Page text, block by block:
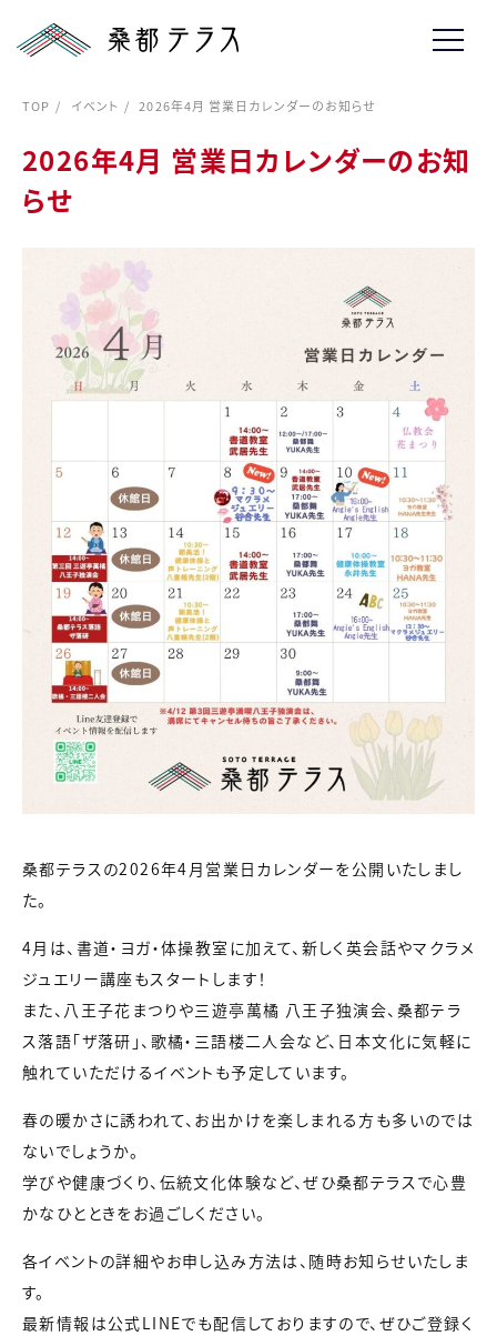
TOP イベント 2026年4月 営業日カレンダーのお知らせ
2026年4月 営業日カレンダーのお知
らせ
桑都テラスの2026年4月営業日カレンダーを公開いたしまし
た。
4月は、書道・ヨガ・体操教室に加えて、新しく英会話やマクラメ
ジュエリー講座もスタートします！
また、八王子花まつりや三遊亭萬橘 八王子独演会、桑都テラ
ス落語「ザ落研」、歌橘・三語楼二人会など、日本文化に気軽に
触れていただけるイベントも予定しています。
春の暖かさに誘われて、お出かけを楽しまれる方も多いのでは
ないでしょうか。
学びや健康づくり、伝統文化体験など、ぜひ桑都テラスで心豊
かなひとときをお過ごしください。
各イベントの詳細やお申し込み方法は、随時お知らせいたしま
す。
最新情報は公式LINEでも配信しておりますので、ぜひご登録く